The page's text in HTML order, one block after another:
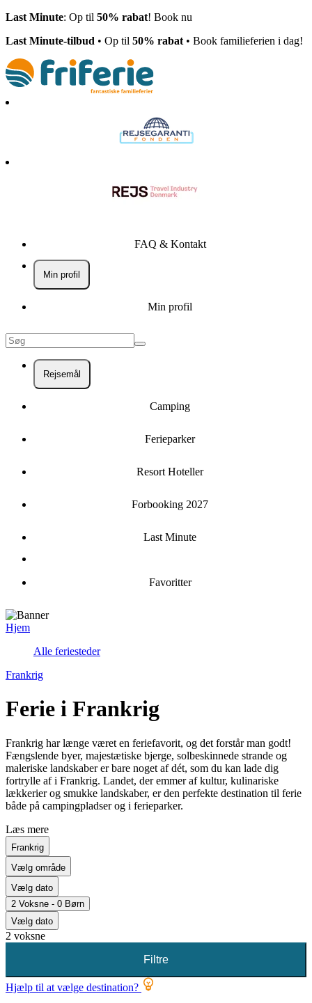
Last Minute: Op til 50% rabat! Book nu
Last Minute-tilbud • Op til 50% rabat • Book familieferien i dag!
FAQ & Kontakt
Min profil
Min profil
Rejsemål
Camping
Ferieparker
Resort Hoteller
Forbooking 2027
Last Minute
Favoritter
Hjem
Alle feriesteder
Frankrig
Ferie i Frankrig
Frankrig har længe været en feriefavorit, og det forstår man godt!
Fængslende byer, majestætiske bjerge, solbeskinnede strande og
maleriske landskaber er bare noget af dét, som du kan lade dig
fortrylle af i Frankrig. Landet, der emmer af kultur, kulinariske
lækkerier og smukke landskaber, er den perfekte destination til ferie
både på campingpladser og i ferieparker.
Læs mere
Frankrig
Vælg område
Vælg dato
2 Voksne - 0 Børn
Vælg dato
2 voksne
Filtre
Hjælp til at vælge destination?